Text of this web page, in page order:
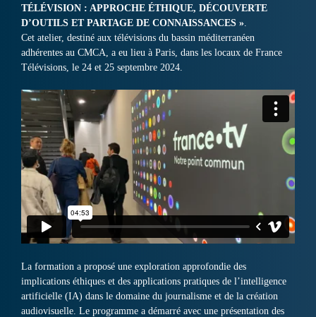
TÉLÉVISION : APPROCHE ÉTHIQUE, DÉCOUVERTE
D’OUTILS ET PARTAGE DE CONNAISSANCES ».
Cet atelier, destiné aux télévisions du bassin méditerranéen
adhérentes au CMCA, a eu lieu à Paris, dans les locaux de France
Télévisions, le 24 et 25 septembre 2024.
La formation a proposé une exploration approfondie des
implications éthiques et des applications pratiques de l’intelligence
artificielle (IA) dans le domaine du journalisme et de la création
audiovisuelle. Le programme a démarré avec une présentation des